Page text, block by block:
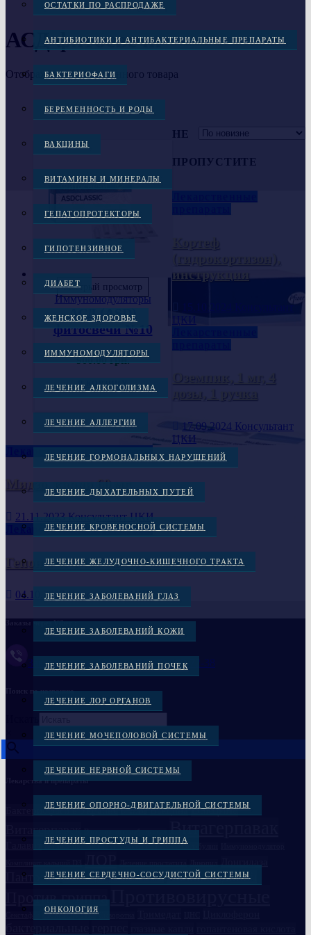
ОСТАТКИ ПО РАСПРОДАЖЕ
АНТИБИОТИКИ И АНТИБАКТЕРИАЛЬНЫЕ ПРЕПАРАТЫ
БАКТЕРИОФАГИ
БЕРЕМЕННОСТЬ И РОДЫ
ВАКЦИНЫ
ВИТАМИНЫ И МИНЕРАЛЫ
ГЕПАТОПРОТЕКТОРЫ
ГИПОТЕНЗИВНОЕ
ДИАБЕТ
ЖЕНСКОЕ ЗДОРОВЬЕ
ИММУНОМОДУЛЯТОРЫ
ЛЕЧЕНИЕ АЛКОГОЛИЗМА
ЛЕЧЕНИЕ АЛЛЕРГИИ
ЛЕЧЕНИЕ ГОРМОНАЛЬНЫХ НАРУШЕНИЙ
ЛЕЧЕНИЕ ДЫХАТЕЛЬНЫХ ПУТЕЙ
ЛЕЧЕНИЕ КРОВЕНОСНОЙ СИСТЕМЫ
ЛЕЧЕНИЕ ЖЕЛУДОЧНО-КИШЕЧНОГО ТРАКТА
ЛЕЧЕНИЕ ЗАБОЛЕВАНИЙ ГЛАЗ
ЛЕЧЕНИЕ ЗАБОЛЕВАНИЙ КОЖИ
ЛЕЧЕНИЕ ЗАБОЛЕВАНИЙ ПОЧЕК
ЛЕЧЕНИЕ ЛОР ОРГАНОВ
ЛЕЧЕНИЕ МОЧЕПОЛОВОЙ СИСТЕМЫ
ЛЕЧЕНИЕ НЕРВНОЙ СИСТЕМЫ
ЛЕЧЕНИЕ ОПОРНО-ДВИГАТЕЛЬНОЙ СИСТЕМЫ
ЛЕЧЕНИЕ ПРОСТУДЫ И ГРИППА
ЛЕЧЕНИЕ СЕРДЕЧНО-СОСУДИСТОЙ СИСТЕМЫ
ОНКОЛОГИЯ
АСД фитосвечи
Отображение единственного товара
Быстрый просмотр
Иммуномодуляторы
АСД (ASD)
фитосвечи №10
900.00грн.
В КОРЗИНУ
НЕ
ПРОПУСТИТЕ
инструкция
Консультант
ЦКИ
17.09.2024 Консультант
ЦКИ
Лекарственные препараты
Мидзо, капли 60 мг
21.11.2023 Консультант ЦКИ
Лекарственные препараты
Гепон 2мг 1 шт. лиофилизат
04.10.2023Консультант ЦКИ
Заказы через Viber :
Заказать через Viber +38(097)-869-72-38
Поиск по названию
Лекарства и препараты
Бактериофаги в Украине Бивалос Вакцина Вакцина
Витагерпавак Вакцина антирабическая Витагерпавак
Галавит Глазные препараты Дисбактериоз Иммуноглобулин
Пантогам Пиобактериофаг комплексный Полиоксидоний
Против гриппа
Семаглутид Сыворотка